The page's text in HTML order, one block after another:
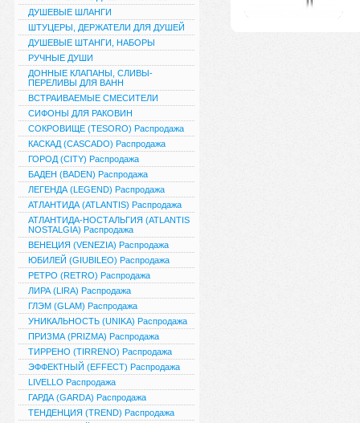
ДУШЕВЫЕ ШЛАНГИ
ШТУЦЕРЫ, ДЕРЖАТЕЛИ ДЛЯ ДУШЕЙ
ДУШЕВЫЕ ШТАНГИ, НАБОРЫ
РУЧНЫЕ ДУШИ
ДОННЫЕ КЛАПАНЫ, СЛИВЫ-
ПЕРЕЛИВЫ ДЛЯ ВАНН
ВСТРАИВАЕМЫЕ СМЕСИТЕЛИ
СИФОНЫ ДЛЯ РАКОВИН
СОКРОВИЩЕ (TESORO) Распродажа
КАСКАД (CASCADO) Распродажа
ГОРОД (CITY) Распродажа
БАДЕН (BADEN) Распродажа
ЛЕГЕНДА (LEGEND) Распродажа
АТЛАНТИДА (ATLANTIS) Распродажа
АТЛАНТИДА-НОСТАЛЬГИЯ (ATLANTIS
NOSTALGIA) Распродажа
ВЕНЕЦИЯ (VENEZIA) Распродажа
ЮБИЛЕЙ (GIUBILEO) Распродажа
РЕТРО (RETRO) Распродажа
ЛИРА (LIRA) Распродажа
ГЛЭМ (GLAM) Распродажа
УНИКАЛЬНОСТЬ (UNIKA) Распродажа
ПРИЗМА (PRIZMA) Распродажа
ТИРРЕНО (TIRRENO) Распродажа
ЭФФЕКТНЫЙ (EFFECT) Распродажа
LIVELLO Распродажа
ГАРДА (GARDA) Распродажа
ТЕНДЕНЦИЯ (TREND) Распродажа